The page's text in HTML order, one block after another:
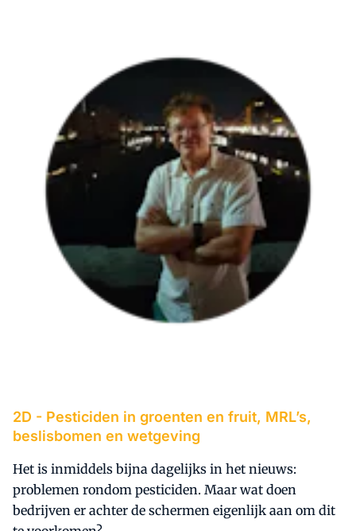
2D - Pesticiden in groenten en fruit, MRL’s,
beslisbomen en wetgeving
Het is inmiddels bijna dagelijks in het nieuws:
problemen rondom pesticiden. Maar wat doen
bedrijven er achter de schermen eigenlijk aan om dit